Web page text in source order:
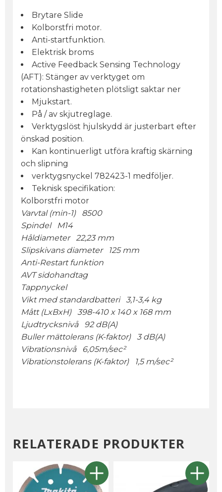
Brytare Slide
Kolborstfri motor.
Anti-startfunktion.
Elektrisk broms
Active Feedback Sensing Technology
(AFT): Stänger av verktyget om
rotationshastigheten plötsligt saktar ner
Mjukstart.
På / av skjutreglage.
Verktygslöst hjulskydd är justerbart efter
önskad position.
Kan kontinuerligt utföra kraftig skärning
och slipning
verktygsnyckel 782423-1 medföljer.
Teknisk specifikation:
Kolborstfri motor
Varvtal (min-1) 8500
Spindel M14
Håldiameter 22,23 mm
Slipskivans diameter 125 mm
Anti-Restart funktion
AVT sidohandtag
Tappnyckel
Vikt med standardbatteri 3,1-3,4 kg
Mått (LxBxH) 398-410 x 140 x 168 mm
Ljudtrycksnivå 92 dB(A)
Buller mättolerans (K-faktor) 3 dB(A)
Vibrationsnivå 6,05m/sec²
Vibrationstolerans (K-faktor) 1,5 m/sec²
RELATERADE PRODUKTER